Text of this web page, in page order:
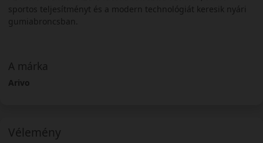
sportos teljesítményt és a modern technológiát keresik nyári
gumiabroncsban.
A márka
Arivo
Vélemény